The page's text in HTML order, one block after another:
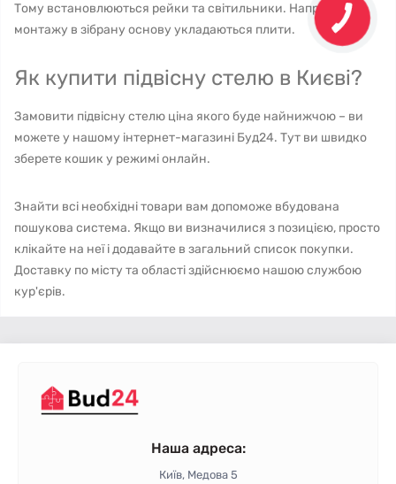
Тому встановлюються рейки та світильники. Наприкінці
монтажу в зібрану основу укладаються плити.
Як купити підвісну стелю в Києві?
Замовити підвісну стелю ціна якого буде найнижчою – ви
можете у нашому інтернет-магазині Буд24. Тут ви швидко
зберете кошик у режимі онлайн.
Знайти всі необхідні товари вам допоможе вбудована
пошукова система. Якщо ви визначилися з позицією, просто
клікайте на неї і додавайте в загальний список покупки.
Доставку по місту та області здійснюємо нашою службою
кур'єрів.
Наша адреса:
Київ, Медова 5